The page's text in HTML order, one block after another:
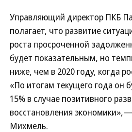
Управляющий директор ПКБ
полагает, что развитие
роста просроченной
будет показательным, но
ниже, чем в 2020 году, когда
«По итогам текущего года он
15% в случае позитивного
восстановления
Михмель.